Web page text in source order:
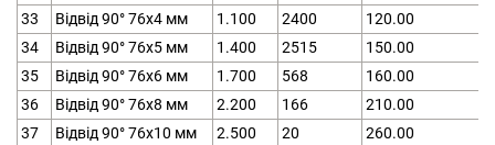
33
Відвід 90° 76х4 мм 1.100 2400
120.00
34
Відвід 90° 76х5 мм 1.400 2515
150.00
35
Відвід 90° 76х6 мм 1.700 568
160.00
36
Відвід 90° 76х8 мм 2.200 166
210.00
37
Відвід 90° 76х10 мм 2.500 20
260.00